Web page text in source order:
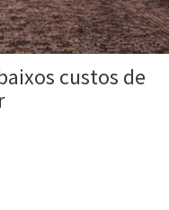
custos de